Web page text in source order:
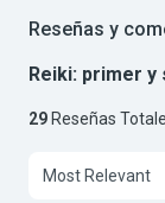
Reseñas y
Reiki: primer
29 Reseñas
Most Relevant